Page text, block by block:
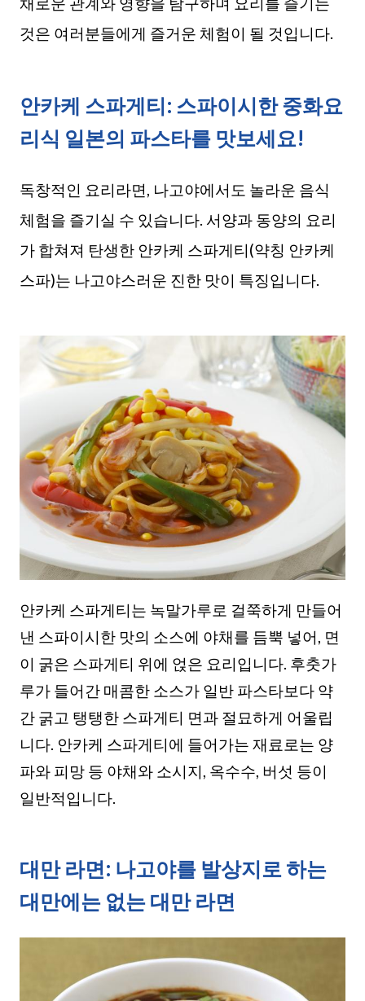
것은 여러분들에게 즐거운 체험이 될 것입니다.
안카케 스파게티: 스파이시한 중화요
리식 일본의 파스타를 맛보세요!
독창적인 요리라면, 나고야에서도 놀라운 음식
체험을 즐기실 수 있습니다. 서양과 동양의 요리
가 합쳐져 탄생한 안카케 스파게티(약칭 안카케
스파)는 나고야스러운 진한 맛이 특징입니다.
안카케 스파게티는 녹말가루로 걸쭉하게 만들어
낸 스파이시한 맛의 소스에 야채를 듬뿍 넣어, 면
이 굵은 스파게티 위에 얹은 요리입니다. 후춧가
루가 들어간 매콤한 소스가 일반 파스타보다 약
간 굵고 탱탱한 스파게티 면과 절묘하게 어울립
니다. 안카케 스파게티에 들어가는 재료로는 양
파와 피망 등 야채와 소시지, 옥수수, 버섯 등이
일반적입니다.
대만 라면: 나고야를 발상지로 하는
대만에는 없는 대만 라면